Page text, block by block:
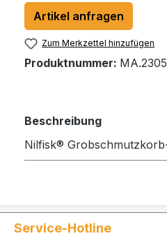
Artikel anfragen
Zum Merkzettel hinzufügen
Produktnummer: MA.2305
Beschreibung
Nilfisk®
Service-Hotline